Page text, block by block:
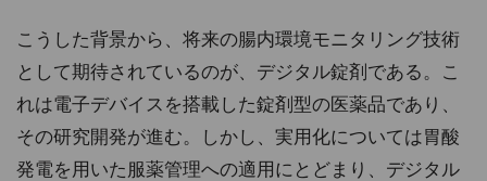
こうした背景から、将来の腸内環境モニタリング技術
として期待されているのが、デジタル錠剤である。こ
れは電子デバイスを搭載した錠剤型の医薬品であり、
その研究開発が進む。しかし、実用化については胃酸
発電を用いた服薬管理への適用にとどまり、デジタル